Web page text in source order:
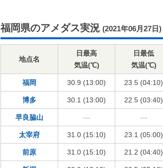
福岡県のアメダス実況 (2021年06月27日)
地点名
日最高
気温(℃)
日最低
気温(℃)
福岡 30.9 (13:00) 23.5 (04:10)
博多 30.1 (13:00) 22.5 (03:40)
早良脇山 --- ---
太宰府 31.0 (15:10) 23.1 (05:00)
前原 31.0 (15:10) 21.2 (04:40)